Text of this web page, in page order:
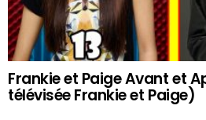
Frankie et Paige Avant et
télévisée Frankie et Paige)